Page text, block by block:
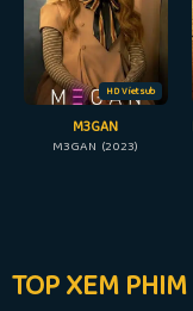
HD Vietsub
M3GAN
M3GAN (2023)
TOP XEM PHIM